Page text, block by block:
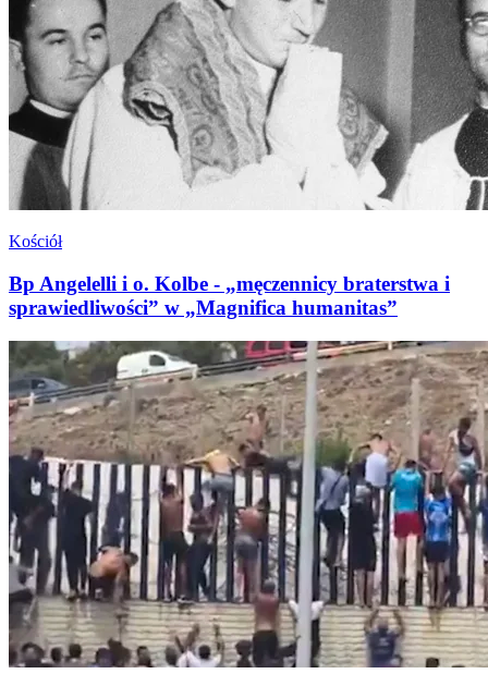
Kościół
Bp Angelelli i o. Kolbe - „męczennicy braterstwa i
sprawiedliwości” w „Magnifica humanitas”